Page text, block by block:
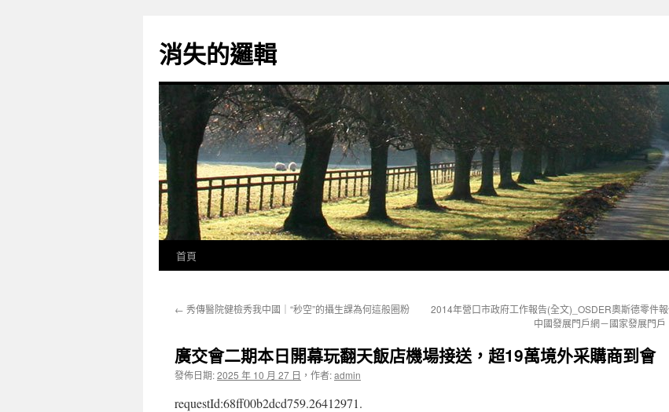
主
要
消失的邏輯
首頁
← 秀傳醫院健檢秀我中國｜“秒空”的攝生課為何這般圈粉
2014年營口市政府工作報告(全文)_OSDER奧斯德零件
中國發展門戶網－國家發展門戶
廣交會二期本日開幕玩翻天飯店機場接送，超19萬境外采購商到會
發佈日期:2025 年 10 月 27 日 ， 作者:admin
requestId:68ff00b2dcd759.26412971.